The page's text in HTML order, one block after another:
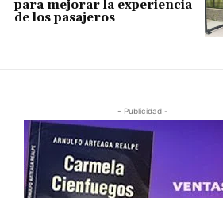
para mejorar la experiencia
de los pasajeros
- Publicidad -